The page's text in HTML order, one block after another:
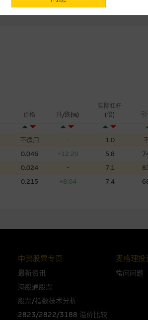
价格 升/跌(%)
实际杠杆
(倍)
不适用 - 1.0
0.046 +12.20 5.8
0.024 - 7.1
0.215 +8.04 7.4
正任何其後变为明显失实之地方。网站内容所载
我们不作陈述，亦不保证任何所示的指示表现或
丶完整性及合时性负上责任，除非这是有关适用
销售任何证券丶贷款或其他工具。网站内容由麦
证或预测将来表现。
层职员丶雇员或代理人不作陈述，亦不保证网站
回部份或全部应收款项。结构性产品价格可升
见。牛熊证备有强制赎回机制可能被提早终止，
方便阁下取得更多关於市场上相关产品及机构的
中资股票专页
最新资讯
港股通股票
股票/指数技术分析
2823/2822/3188 溢价比较
麦格理投
常问问题